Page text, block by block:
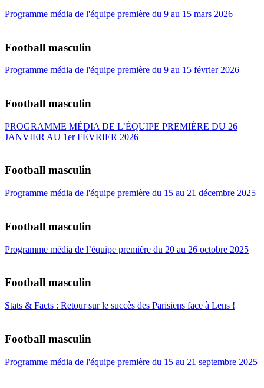
Programme média de l'équipe première du 9 au 15 mars 2026
Football masculin
Programme média de l'équipe première du 9 au 15 février 2026
Football masculin
PROGRAMME MÉDIA DE L’ÉQUIPE PREMIÈRE DU 26
JANVIER AU 1er FÉVRIER 2026
Football masculin
Programme média de l'équipe première du 15 au 21 décembre 2025
Football masculin
Programme média de l’équipe première du 20 au 26 octobre 2025
Football masculin
Stats & Facts : Retour sur le succès des Parisiens face à Lens !
Football masculin
Programme média de l'équipe première du 15 au 21 septembre 2025